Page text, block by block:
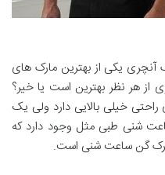
آنچری یکی از بهترین مارک های
از هر نظر بهترین است یا خیر؟
خیلی بالایی دارد ولی یک
شنی طبی مثل وجود دارد که
گن ساعت شنی است.